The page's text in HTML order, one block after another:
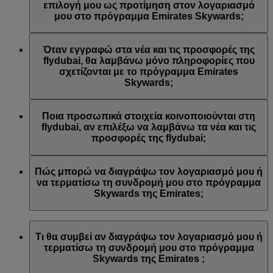
Emirates ή/και της flydubai. Οι προτιμήσεις επικοινωνίας σας
ενημερώθηκαν αναλόγως.
επιλογή μου ως προτίμηση στον λογαριασμό
μου στο πρόγραμμα Emirates Skywards;
χρησιμοποιήσατε είναι συνδεδεμένη με πολλούς αριθμούς
μελών του προγράμματος Emirates Skywards ή γιατί το
όνομα που δώσατε δεν αντιστοιχεί με το όνομα του
λογαριασμού σας στο πρόγραμμα Emirates Skywards.
Skywards και ενημερώστε τις εγγραφές σε λίστες email στις
Προσωπικές προτιμήσεις.
Όταν εγγραφώ στα νέα και τις προσφορές της
flydubai, θα λαμβάνω μόνο πληροφορίες που
σχετίζονται με το πρόγραμμα Emirates
Skywards;
συμπεριλαμβανομένων των προωθητικών ενεργειών από τη
flydubai και τη flydubai Holidays.
Ποια προσωπικά στοιχεία κοινοποιούνται στη
flydubai, αν επιλέξω να λαμβάνω τα νέα και τις
προσφορές της flydubai;
email σας προκειμένου να λαμβάνετε τέτοιου είδους
ενημερωτικά δελτία. Η flydubai είναι υπεύθυνη για την
επεξεργασία των προσωπικών σας στοιχείων σύμφωνα με
Πώς μπορώ να διαγράψω τον λογαριασμό μου ή
να τερματίσω τη συνδρομή μου στο πρόγραμμα
Skywards της Emirates;
τερματίσετε τη συνδρομή σας στο πρόγραμμα Skywards της
Emirates ανά πάσα στιγμή με τους εξής τρόπους:
Τι θα συμβεί αν διαγράψω τον λογαριασμό μου ή
τερματίσω τη συνδρομή μου στο πρόγραμμα
Skywards της Emirates ;